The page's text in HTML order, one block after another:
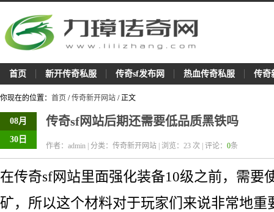
首页 新开传奇私服 传奇sf发布网 热血传奇私服 传奇
你现在的位置： 首页 /传奇新开网站 / 正文
08月
30日
传奇sf网站后期还需要低品质黑铁吗
作者：admin | 分类：传奇新开网站 | 浏览： 23 次 | 评论： 0条
在传奇sf网站里面强化装备10级之前，需要
矿，所以这个材料对于玩家们来说非常地重